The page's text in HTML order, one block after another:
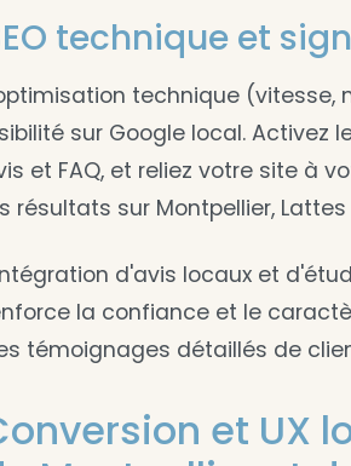
technique et
technique
sur Google local. Activez
et FAQ, et reliez votre site à
résultats sur Montpellier, Lattes
d'avis locaux et
la confiance et le
témoignages détaillés de
et UX